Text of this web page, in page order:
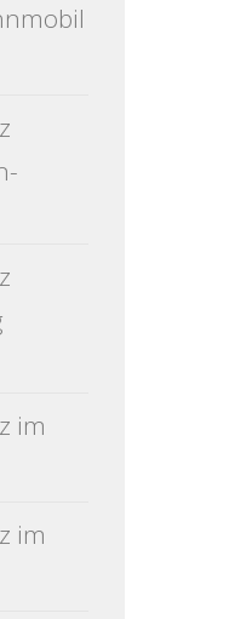
im
im